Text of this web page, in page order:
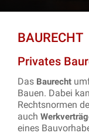
BAURECHT
Privates
Das Baurecht
Bauen. Dabei
Rechtsnormen
auch
eines